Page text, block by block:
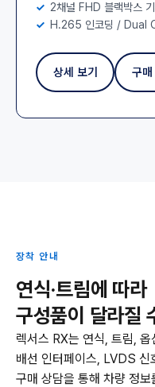
2채널 FHD 블랙박스
H.265 인코딩 / Dual
상세 보기 구
장착 안내
연식·트림에 따라
구성품이 달라질
렉서스 RX는 연식, 트림,
배선 인터페이스, LVDS 신
구매 상담을 통해 차량 정